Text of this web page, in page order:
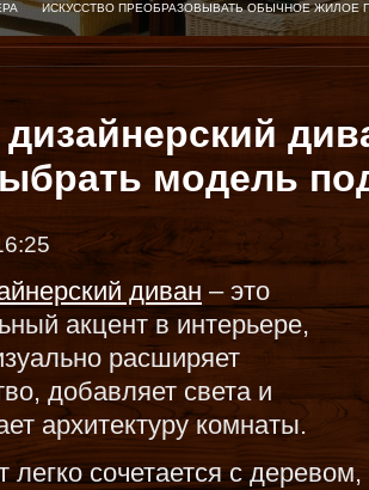
ИСКУССТВО ПРЕОБРАЗОВЫВАТЬ ОБЫЧНОЕ
модель
диван – это
акцент в интерьере,
расширяет
добавляет света и
архитектуру комнаты.
легко сочетается с деревом,